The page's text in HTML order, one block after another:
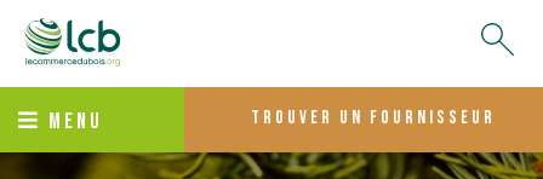
MENU trouver un fournisseur